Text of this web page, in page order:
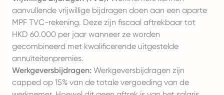
aanvullende vrijwillige bijdragen doen aan een aparte
MPF TVC-rekening. Deze zijn fiscaal aftrekbaar tot
HKD 60.000 per jaar wanneer ze worden
gecombineerd met kwalificerende uitgestelde
annuïteitenpremies.
Werkgeversbijdragen: Werkgeversbijdragen zijn
capped op 15% van de totale vergoeding van de